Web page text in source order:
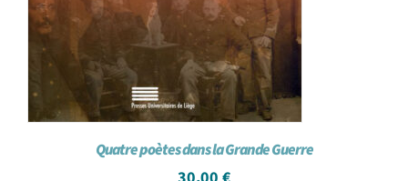
Quatre poètes dans la Grande Guerre